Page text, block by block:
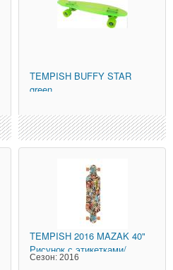
TEMPISH BUFFY STAR
green
TEMPISH 2016 MAZAK 40"
Рисунок с этикетками/
Цветной
Сезон: 2016